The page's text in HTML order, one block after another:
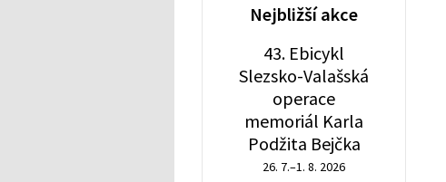
Nejbližší akce
43. Ebicykl
Slezsko-Valašská
operace
memoriál Karla
Podžita Bejčka
26. 7.–1. 8. 2026